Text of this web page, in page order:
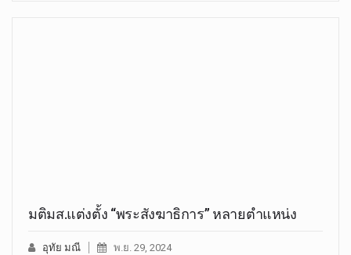
มติมส.แต่งตั้ง “พระสังฆาธิการ” หลายตำแหน่ง
อุทัย มณี พ.ย. 29, 2024